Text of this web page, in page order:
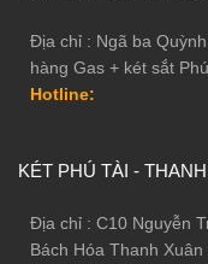
độ bảo mật ở mức tuyệt
Két có tay nắm âm, chỉ
Địa chỉ : Ngã ba
hàng Gas + két sắt
Hotline:
KÉT PHÚ TÀI -
Địa chỉ : C10 Nguyễn
Bách Hóa Thanh